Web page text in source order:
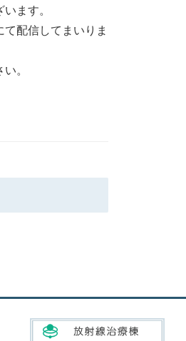
ます。
配信してまいりま
。